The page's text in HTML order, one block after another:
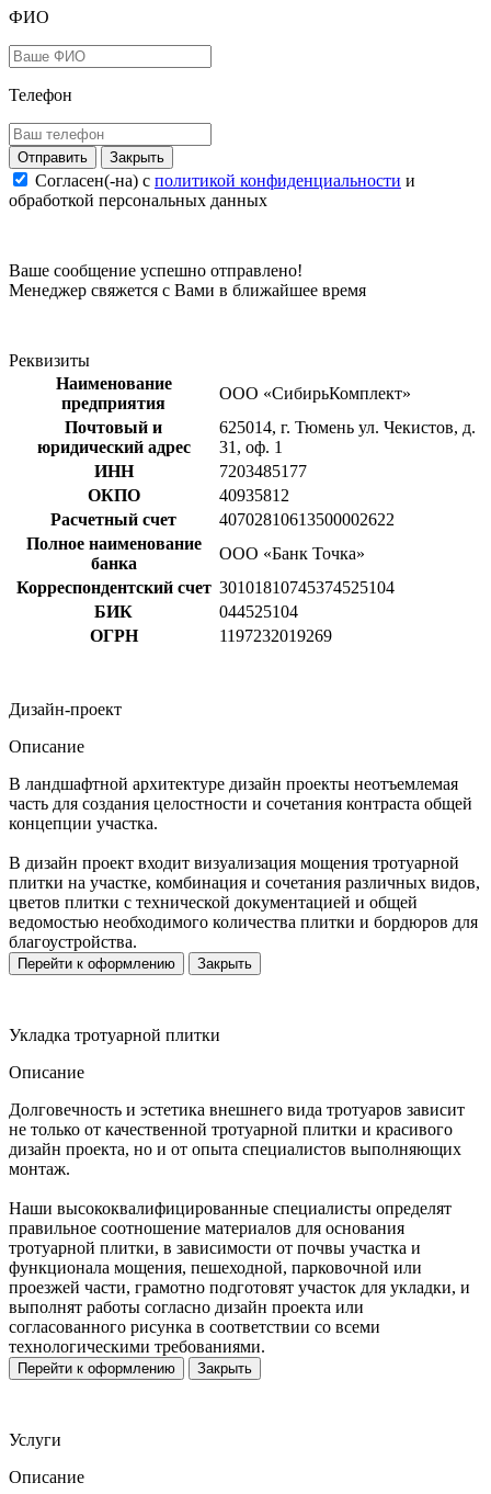
ФИО
Телефон
Закрыть
Согласен(-на) c политикой конфиденциальности и
обработкой персональных данных
Ваше сообщение успешно отправлено!
Менеджер свяжется с Вами в ближайшее время
Реквизиты
Наименование
предприятия
ООО «СибирьКомплект»
Почтовый и
юридический адрес
625014, г. Тюмень ул. Чекистов, д.
31, оф. 1
ИНН
7203485177
ОКПО
40935812
Расчетный счет
40702810613500002622
Полное наименование
банка
ООО «Банк Точка»
Корреспондентский счет 30101810745374525104
БИК
044525104
ОГРН
1197232019269
Дизайн-проект
Описание
В ландшафтной архитектуре дизайн проекты неотъемлемая
часть для создания целостности и сочетания контраста общей
концепции участка.
В дизайн проект входит визуализация мощения тротуарной
плитки на участке, комбинация и сочетания различных видов,
цветов плитки с технической документацией и общей
ведомостью необходимого количества плитки и бордюров для
благоустройства.
Перейти к оформлению Закрыть
Укладка тротуарной плитки
Описание
Долговечность и эстетика внешнего вида тротуаров зависит
не только от качественной тротуарной плитки и красивого
дизайн проекта, но и от опыта специалистов выполняющих
монтаж.
Наши высококвалифицированные специалисты определят
правильное соотношение материалов для основания
тротуарной плитки, в зависимости от почвы участка и
функционала мощения, пешеходной, парковочной или
проезжей части, грамотно подготовят участок для укладки, и
выполнят работы согласно дизайн проекта или
согласованного рисунка в соответствии со всеми
технологическими требованиями.
Перейти к оформлению Закрыть
Услуги
Описание